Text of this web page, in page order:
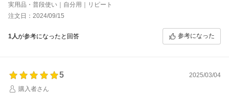
実用品・普段使い｜自分用｜リピート
注文日：2024/09/15
1人が参考になったと回答 参考になった
5
2025/03/04
購入者さん